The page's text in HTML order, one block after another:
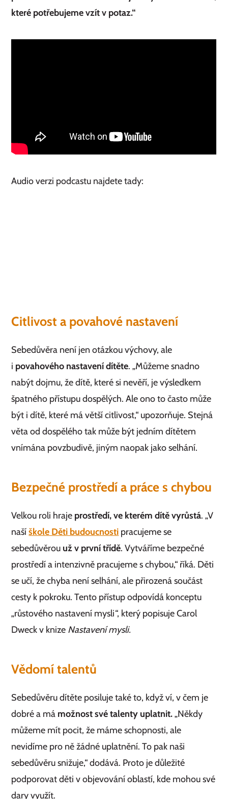
které potřebujeme vzít v potaz.“
Audio verzi podcastu najdete tady:
Citlivost a povahové nastavení
Sebedůvěra není jen otázkou výchovy, ale
i povahového nastavení dítěte. „Můžeme snadno
nabýt dojmu, že dítě, které si nevěří, je výsledkem
špatného přístupu dospělých. Ale ono to často může
být i dítě, které má větší citlivost,“ upozorňuje. Stejná
věta od dospělého tak může být jedním dítětem
vnímána povzbudivě, jiným naopak jako selhání.
Bezpečné prostředí a práce s chybou
Velkou roli hraje prostředí, ve kterém dítě vyrůstá. „V
našíškole Děti budoucnosti pracujeme se
sebedůvěrou už v první třídě. Vytváříme bezpečné
prostředí a intenzivně pracujeme s chybou,“ říká. Děti
se učí, že chyba není selhání, ale přirozená součást
cesty k pokroku. Tento přístup odpovídá konceptu
„růstového nastavení mysli“, který popisuje Carol
Dweck v knize Nastavení mysli.
Vědomí talentů
Sebedůvěru dítěte posiluje také to, když ví, v čem je
dobré a má možnost své talenty uplatnit.„Někdy
můžeme mít pocit, že máme schopnosti, ale
nevidíme pro ně žádné uplatnění. To pak naši
sebedůvěru snižuje,“ dodává. Proto je důležité
podporovat děti v objevování oblastí, kde mohou své
dary využít.